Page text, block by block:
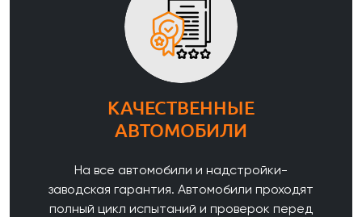
КАЧЕСТВЕННЫЕ
АВТОМОБИЛИ
На все автомобили и надстройки-
заводская гарантия. Автомобили проходят
полный цикл испытаний и проверок перед